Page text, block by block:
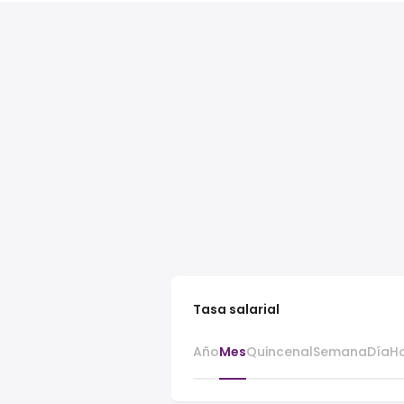
Tasa salarial
AñoMesQuincenalSemanaDía